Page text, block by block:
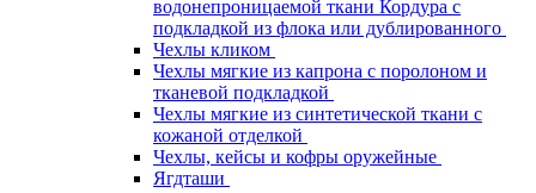
водонепроницаемой ткани Кордура с
подкладкой из флока или дублированного
Чехлы кликом
Чехлы мягкие из капрона с поролоном и
тканевой подкладкой
Чехлы мягкие из синтетической ткани с
кожаной отделкой
Чехлы, кейсы и кофры оружейные
Ягдташи